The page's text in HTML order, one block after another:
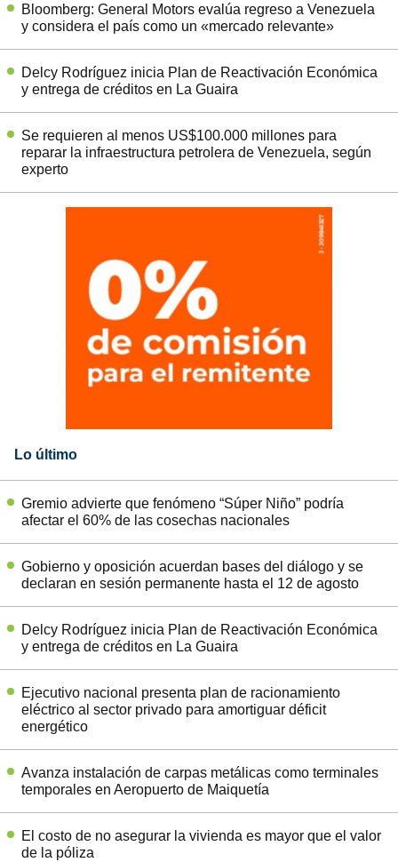
Bloomberg: General Motors evalúa regreso a Venezuela
y considera el país como un «mercado relevante»
Delcy Rodríguez inicia Plan de Reactivación Económica
y entrega de créditos en La Guaira
Se requieren al menos US$100.000 millones para
reparar la infraestructura petrolera de Venezuela, según
experto
Lo último
Gremio advierte que fenómeno “Súper Niño” podría
afectar el 60% de las cosechas nacionales
Gobierno y oposición acuerdan bases del diálogo y se
declaran en sesión permanente hasta el 12 de agosto
Delcy Rodríguez inicia Plan de Reactivación Económica
y entrega de créditos en La Guaira
Ejecutivo nacional presenta plan de racionamiento
eléctrico al sector privado para amortiguar déficit
energético
Avanza instalación de carpas metálicas como terminales
temporales en Aeropuerto de Maiquetía
El costo de no asegurar la vivienda es mayor que el valor
de la póliza